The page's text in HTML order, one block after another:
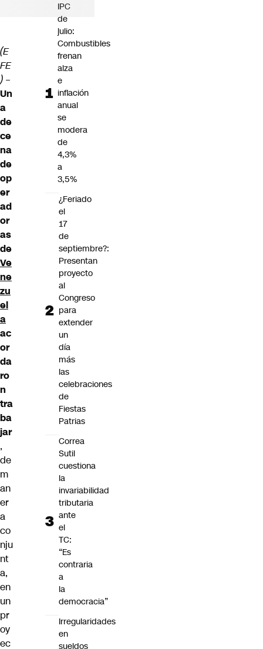
(E
FE
) –
Un
a
de
ce
na
de
op
er
ad
or
as
de
Ve
ne
zu
el
a
ac
or
da
ro
n
tra
ba
jar
,
de
m
an
er
a
co
nju
nt
a,
en
un
pr
oy
ec
IPC
de
julio:
Combustibles
frenan
alza
e
inflación
anual
se
modera
de
4,3%
a
3,5%
¿Feriado
el
17
de
septiembre?:
Presentan
proyecto
al
Congreso
para
extender
un
día
más
las
celebraciones
de
Fiestas
Patrias
Correa
Sutil
cuestiona
la
invariabilidad
tributaria
ante
el
TC:
“Es
contraria
a
la
democracia”
Irregularidades
en
sueldos